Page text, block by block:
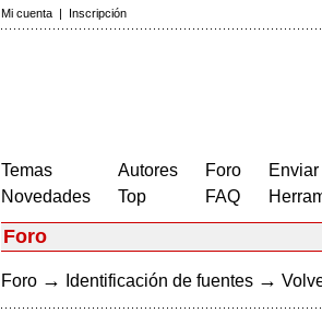
Mi cuenta | Inscripción
Temas
Novedades
Autores
Top
Foro
FAQ
Foro
Foro → Identificación de fuentes →